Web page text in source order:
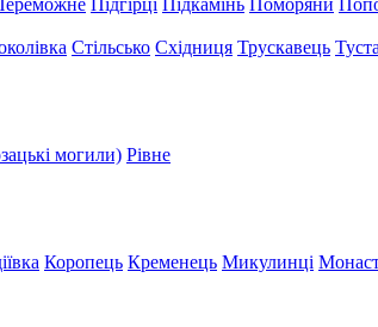
Підгірці Підкамінь Поморяни
Стільсько Східниця Трускавець
могили) Рівне
Коропець Кременець Микулинці